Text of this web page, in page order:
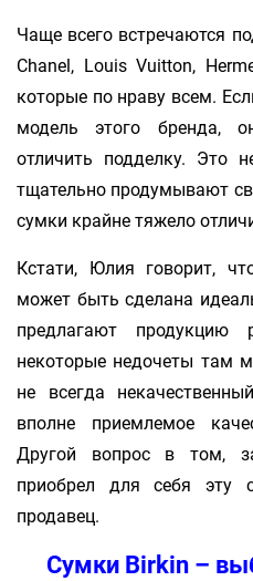
Чаще всего встречаются
Chanel, Louis Vuitton,
которые по нраву всем.
модель этого бренда,
отличить подделку. Это
тщательно продумывают
сумки крайне тяжело
Кстати, Юлия говорит,
может быть сделана
предлагают продукцию
некоторые недочеты там
не всегда
вполне приемлемое
Другой вопрос в том,
приобрел для себя эту
продавец.
Сумки Birkin –